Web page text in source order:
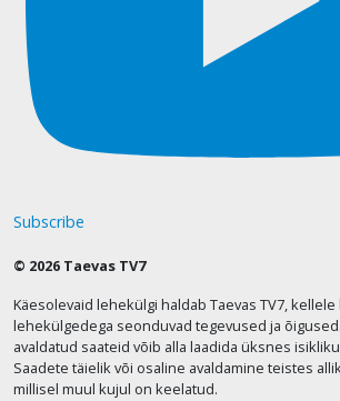
Subscribe
© 2026 Taevas TV7
Käesolevaid lehekülgi haldab Taevas TV7,
lehekülgedega seonduvad tegevused ja
avaldatud saateid võib alla laadida üksnes
Saadete täielik või osaline avaldamine teistes
millisel muul kujul on keelatud.